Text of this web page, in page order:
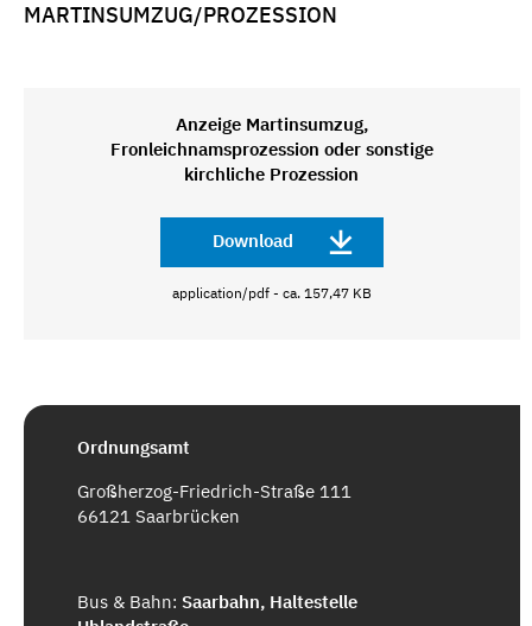
MARTINSUMZUG/PROZESSION
Anzeige Martinsumzug,
Fronleichnamsprozession oder sonstige
kirchliche Prozession
Download
application/pdf - ca. 157,47 KB
Ordnungsamt
Großherzog-Friedrich-Straße 111
66121 Saarbrücken
Bus & Bahn: Saarbahn, Haltestelle